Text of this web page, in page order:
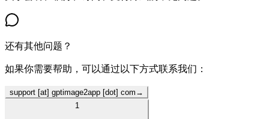
还有其他问题？
如果你需要帮助，可以通过以下方式联系我们：
support [at] gptimage2app [dot] com →
1